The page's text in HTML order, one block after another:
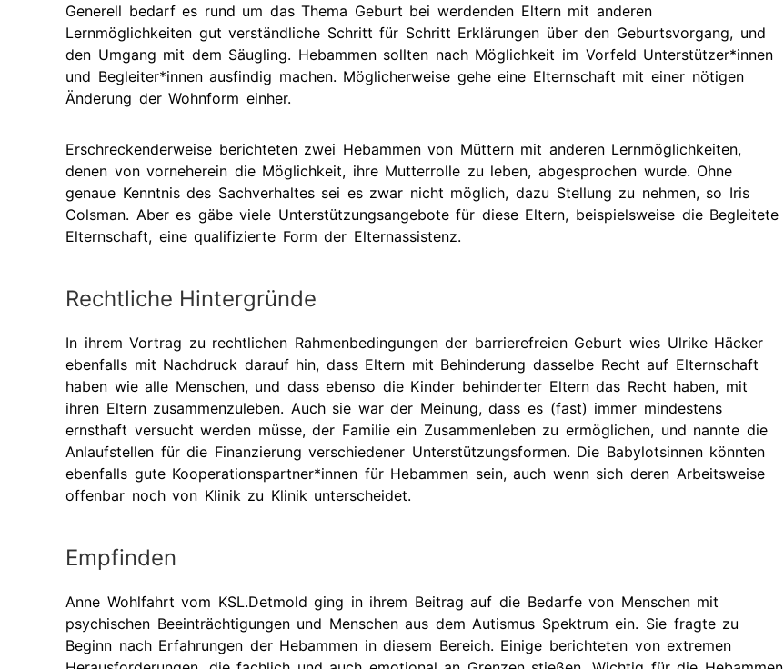
Generell bedarf es rund um das Thema Geburt bei werdenden Eltern mit anderen
Lernmöglichkeiten gut verständliche Schritt für Schritt Erklärungen über den Geburtsvorgang, und
den Umgang mit dem Säugling. Hebammen sollten nach Möglichkeit im Vorfeld Unterstützer*innen
und Begleiter*innen ausfindig machen. Möglicherweise gehe eine Elternschaft mit einer nötigen
Änderung der Wohnform einher.
Erschreckenderweise berichteten zwei Hebammen von Müttern mit anderen Lernmöglichkeiten,
denen von vorneherein die Möglichkeit, ihre Mutterrolle zu leben, abgesprochen wurde. Ohne
genaue Kenntnis des Sachverhaltes sei es zwar nicht möglich, dazu Stellung zu nehmen, so Iris
Colsman. Aber es gäbe viele Unterstützungsangebote für diese Eltern, beispielsweise die Begleitete
Elternschaft, eine qualifizierte Form der Elternassistenz.
Rechtliche Hintergründe
In ihrem Vortrag zu rechtlichen Rahmenbedingungen der barrierefreien Geburt wies Ulrike Häcker
ebenfalls mit Nachdruck darauf hin, dass Eltern mit Behinderung dasselbe Recht auf Elternschaft
haben wie alle Menschen, und dass ebenso die Kinder behinderter Eltern das Recht haben, mit
ihren Eltern zusammenzuleben. Auch sie war der Meinung, dass es (fast) immer mindestens
ernsthaft versucht werden müsse, der Familie ein Zusammenleben zu ermöglichen, und nannte die
Anlaufstellen für die Finanzierung verschiedener Unterstützungsformen. Die Babylotsinnen könnten
ebenfalls gute Kooperationspartner*innen für Hebammen sein, auch wenn sich deren Arbeitsweise
offenbar noch von Klinik zu Klinik unterscheidet.
Empfinden
Anne Wohlfahrt vom KSL.Detmold ging in ihrem Beitrag auf die Bedarfe von Menschen mit
psychischen Beeinträchtigungen und Menschen aus dem Autismus Spektrum ein. Sie fragte zu
Beginn nach Erfahrungen der Hebammen in diesem Bereich. Einige berichteten von extremen